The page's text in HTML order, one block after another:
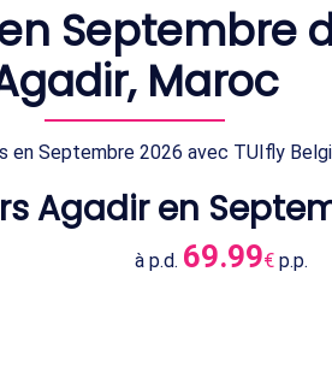
Septembre
Maroc
Septembre 2026 avec TUIfly
Agadir en
à p.d. 69.99€ p.p.